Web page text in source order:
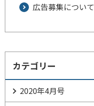
広告募集について
カテゴリー
2020年4月号